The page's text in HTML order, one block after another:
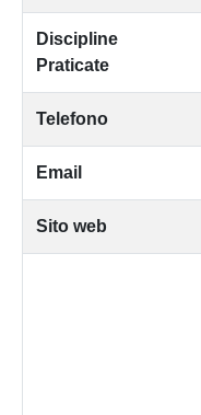
Discipline
Praticate
Telefono
Email
Sito web